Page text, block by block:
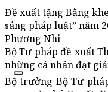
Đề xuất tặng Bằng
sáng pháp luật” năm
Phương Nhi
Bộ Tư pháp đề xuất
những cá nhân đạt
Bộ trưởng Bộ Tư